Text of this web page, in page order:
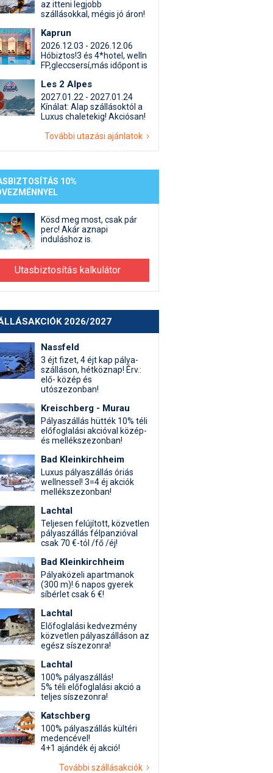
Termékkereső
egyéb síeléshez kapcsolódó téma
kapcsolatos kérdések és válaszok
beszélgetések
az itteni legjobb
szállásokkal, mégis jó áron!
Kaprun
2026.12.03 - 2026.12.06
Hóbiztos!3 és 4*hotel, welln
FP,gleccsersí,más időpont is
Les 2 Alpes
2027.01.22 - 2027.01.24
Kínálat: Alap szállásoktól a
Luxus chaletekig! Akciósan!
További utazási ajánlatok
10%
Kösd meg most, csak pár
perc! Akár aznapi
induláshoz is.
Utasbiztosítás kalkulátor
2026/2027
Nassfeld
3 éjt fizet, 4 éjt kap pálya-
szálláson, hétköznap! Érv.:
elő- közép és
utószezonban!
Kreischberg - Murau
Pályaszállás hütték 10% téli
előfoglalási akcióval közép-
és mellékszezonban!
Bad Kleinkirchheim
Luxus pályaszállás óriás
wellnessel! 3=4 éj akciók
mellékszezonban!
Lachtal
Teljesen felújított, közvetlen
pályaszállás félpanzióval
csak 70 €-tól /fő /éj!
Bad Kleinkirchheim
Pályaközeli apartmanok
(300 m)! 6 napos gyerek
síbérlet csak 6 €!
Lachtal
Előfoglalási kedvezmény
közvetlen pályaszálláson az
egész síszezonra!
Lachtal
100% pályaszállás!
5% téli előfoglalási akció a
teljes síszezonra!
Katschberg
100% pályaszállás kültéri
medencével!
4+1 ajándék éj akció!
További szállásakciók